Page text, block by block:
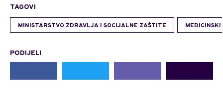
TAGOVI
MINISTARSTVO ZDRAVLJA I SOCIJALNE ZAŠTITE
PODIJELI